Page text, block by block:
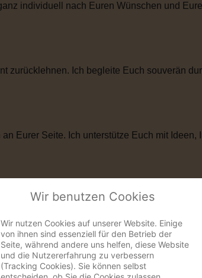
individuell nach Euren Wünschen und
zurücklehnen. Ich begleite Euch souverän
Eurer Seite. Ich unterstütze Euch mit
Elementen. Als ehemaliger
passt. Vielleicht ist eine kirchliche Trauung
Wir benutzen Cookies
Wir nutzen Cookies auf unserer Website. Einige
von ihnen sind essenziell für den Betrieb der
Seite, während andere uns helfen, diese Website
und die Nutzererfahrung zu verbessern
(Tracking Cookies). Sie können selbst